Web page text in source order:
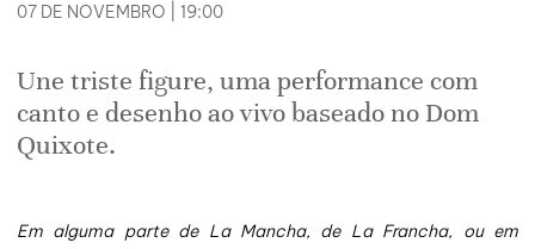
07 DE NOVEMBRO | 19:00
Une triste figure, uma performance com
canto e desenho ao vivo baseado no Dom
Quixote.
Em alguma parte de La Mancha, de La Francha, ou em